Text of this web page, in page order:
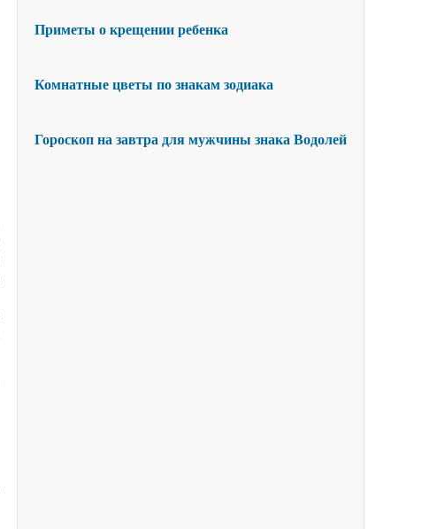
Приметы о крещении ребенка
Комнатные цветы по знакам зодиака
Гороскоп на завтра для мужчины знака Водолей